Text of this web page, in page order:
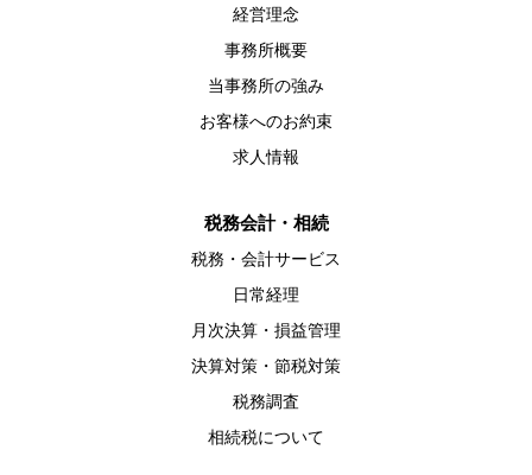
経営理念
事務所概要
当事務所の強み
お客様へのお約束
求人情報
税務会計・相続
税務・会計サービス
日常経理
月次決算・損益管理
決算対策・節税対策
税務調査
相続税について